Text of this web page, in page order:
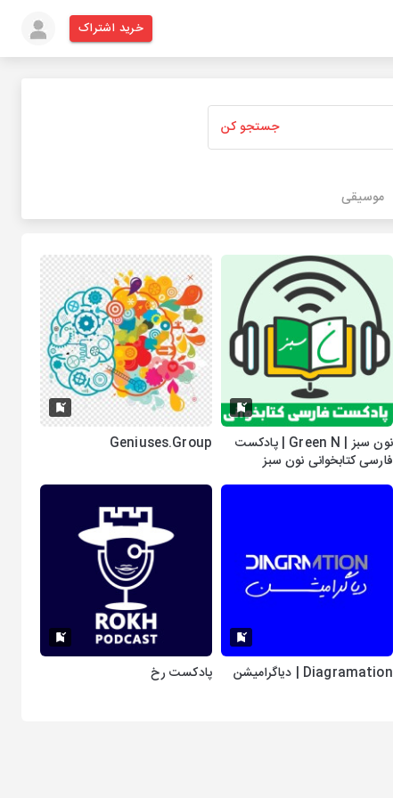
خرید اشتراک
جستجو کن
موسیقی
نون سبز | Green N | پادکست
فارسی کتابخوانی نون سبز
Geniuses.Group
Diagramation | دیاگرامیشن پادکست رخ